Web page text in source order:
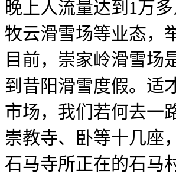
晚上人流量达到1万
牧云滑雪场等业态，
目前，崇家岭滑雪场
到昔阳滑雪度假。适
市场，我们若何去一
崇教寺、卧等十几座
石马寺所正在的石马